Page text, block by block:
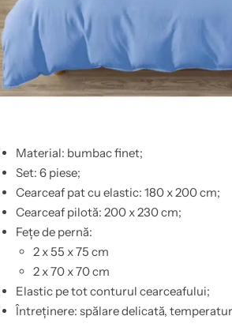
Material: bumbac finet;
Set: 6 piese;
Cearceaf pat cu elastic: 180 x 200 cm;
Cearceaf pilotă: 200 x 230 cm;
Fețe de pernă:
2 x 55 x 75 cm
2 x 70 x 70 cm
Elastic pe tot conturul cearceafului;
Întreținere: spălare delicată,